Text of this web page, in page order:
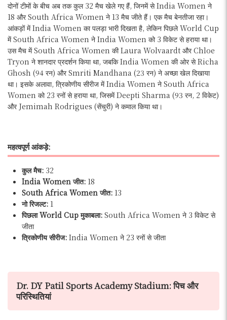
दोनों टीमों के बीच अब तक कुल 32 मैच खेले गए हैं, जिनमें से India Women ने
18 और South Africa Women ने 13 मैच जीते हैं। एक मैच बेनतीजा रहा।
आंकड़ों में India Women का पलड़ा भारी दिखता है, लेकिन पिछले World Cup
में South Africa Women ने India Women को 3 विकेट से हराया था।
उस मैच में South Africa Women की Laura Wolvaardt और Chloe
Tryon ने शानदार प्रदर्शन किया था, जबकि India Women की ओर से Richa
Ghosh (94 रन) और Smriti Mandhana (23 रन) ने अच्छा खेल दिखाया
था। इसके अलावा, त्रिकोणीय सीरीज में India Women ने South Africa
Women को 23 रनों से हराया था, जिसमें Deepti Sharma (93 रन, 2 विकेट)
और Jemimah Rodrigues (सेंचुरी) ने कमाल किया था।
महत्वपूर्ण आंकड़े:
कुल मैच: 32
India Women जीत: 18
South Africa Women जीत: 13
नो रिजल्ट: 1
पिछला World Cup मुकाबला: South Africa Women ने 3 विकेट से
जीता
त्रिकोणीय सीरीज: India Women ने 23 रनों से जीता
Dr. DY Patil Sports Academy Stadium: पिच और
परिस्थितियां